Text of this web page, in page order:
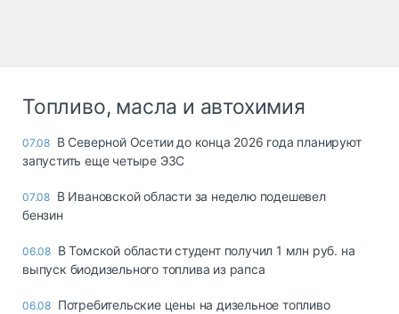
Топливо, масла и автохимия
07.08 В Северной Осетии до конца 2026 года планируют
запустить еще четыре ЭЗС
07.08 В Ивановской области за неделю подешевел
бензин
06.08 В Томской области студент получил 1 млн руб. на
выпуск биодизельного топлива из рапса
06.08 Потребительские цены на дизельное топливо